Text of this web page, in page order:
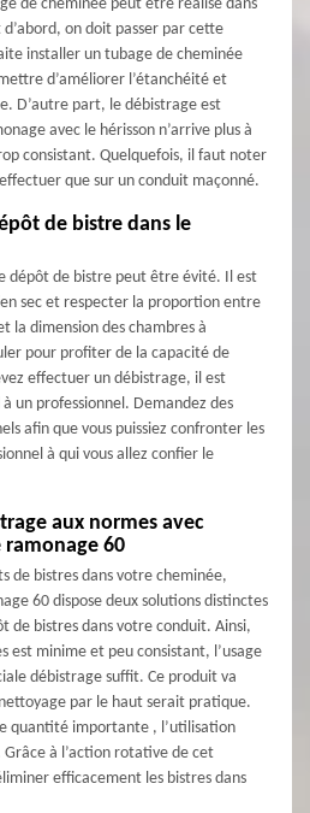
de cheminée peut être réalisé dans
on doit passer par cette
installer un tubage de cheminée
d’améliorer l’étanchéité et
D’autre part, le débistrage est
avec le hérisson n’arrive plus à
consistant. Quelquefois, il faut noter
que sur un conduit maçonné.
de bistre dans le
dépôt de bistre peut être évité. Il est
sec et respecter la proportion entre
la dimension des chambres à
pour profiter de la capacité de
effectuer un débistrage, il est
un professionnel. Demandez des
afin que vous puissiez confronter les
à qui vous allez confier le
aux normes avec
ramonage 60
de bistres dans votre cheminée,
60 dispose deux solutions distinctes
de bistres dans votre conduit. Ainsi,
est minime et peu consistant, l’usage
débistrage suffit. Ce produit va
par le haut serait pratique.
quantité importante , l’utilisation
Grâce à l’action rotative de cet
efficacement les bistres dans